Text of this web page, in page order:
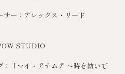
ー：アレックス・リード
STUDIO
：「マイ・アナムア ～時を紡いで